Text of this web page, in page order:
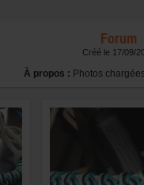
Forum
Créé le 17/09/
À propos : Photos